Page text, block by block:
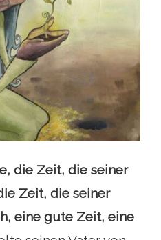
die Zeit, die seiner
Zeit, die seiner
eine gute Zeit, eine